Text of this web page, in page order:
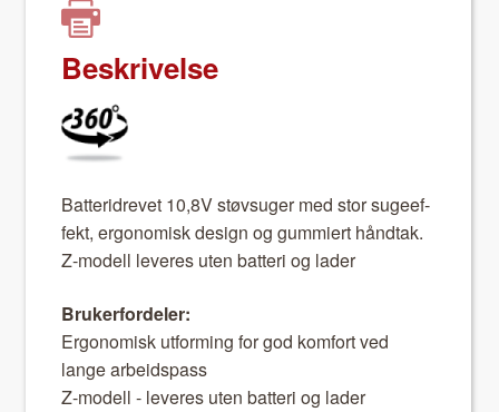
Beskrivelse
Bat­teridrevet 10,8V støv­sug­er med stor sug­e­ef­
fekt, ergonomisk design og gum­miert hånd­tak.
Z-mod­ell leveres uten bat­teri og lad­er
Bruk­er­fordel­er:
Ergonomisk utform­ing for god kom­fort ved
lange arbei­dspass
Z-mod­ell - leveres uten bat­teri og lad­er